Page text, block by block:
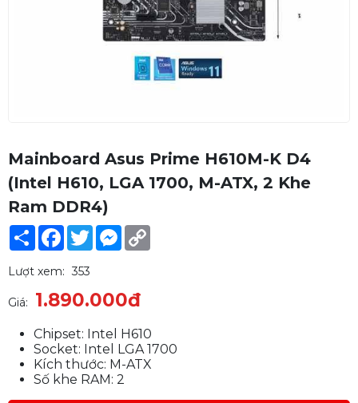
Mainboard Asus Prime H610M-K D4
(Intel H610, LGA 1700, M-ATX, 2 Khe
Ram DDR4)
Share Facebook
TwitterMessenger
Lượt xem: 353
Giá: 1.890.000đ
Chipset: Intel H610
Socket: Intel LGA 1700
Kích thước: M-ATX
Số khe RAM: 2